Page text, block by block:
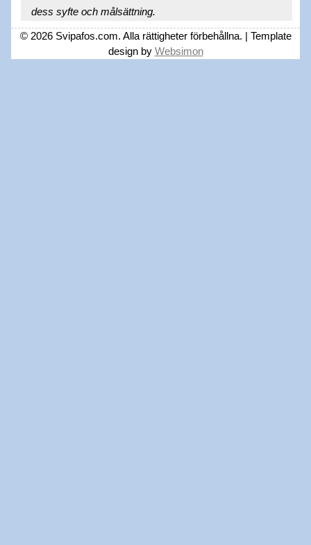
dess syfte och målsättning.
© 2026 Svipafos.com. Alla rättigheter förbehållna. | Template
design by Websimon